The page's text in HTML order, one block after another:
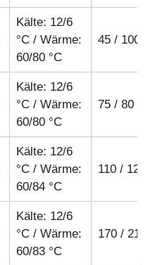
Kälte: 12/6
°C / Wärme:
60/80 °C
45 / 100
Kälte: 12/6
°C / Wärme:
60/80 °C
75 / 80
Kälte: 12/6
°C / Wärme:
60/84 °C
110 / 120
Kälte: 12/6
°C / Wärme:
60/83 °C
170 /